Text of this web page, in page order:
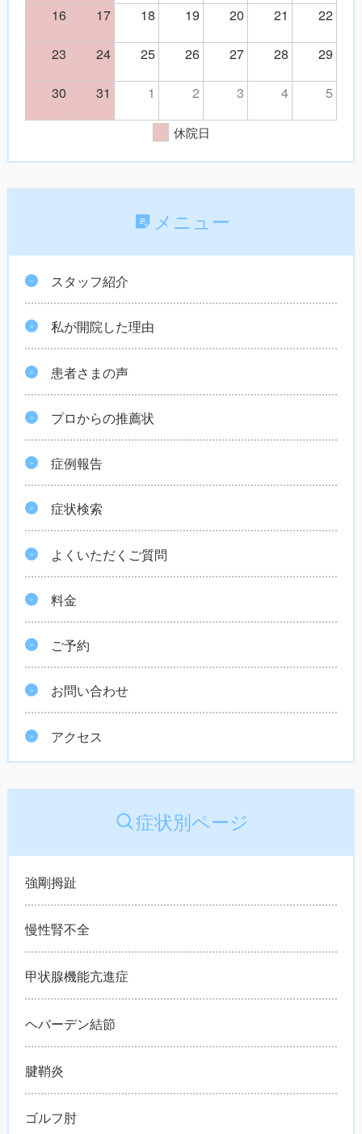
16 17 18 19 20 21
22
23
24 25 26 27 28
29
30
31 1 2 3 4 5
休院日
メニュー
スタッフ紹介
私が開院した理由
患者さまの声
プロからの推薦状
症例報告
症状検索
よくいただくご質問
料金
ご予約
お問い合わせ
アクセス
症状別ページ
強剛拇趾
慢性腎不全
甲状腺機能亢進症
ヘバーデン結節
腱鞘炎
ゴルフ肘